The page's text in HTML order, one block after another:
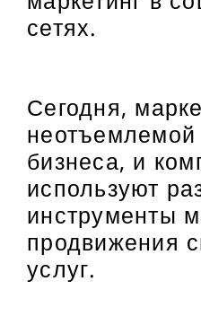
сетях.
Сегодня,
бизнеса, и
используют
инструменты
продвижения
услуг.